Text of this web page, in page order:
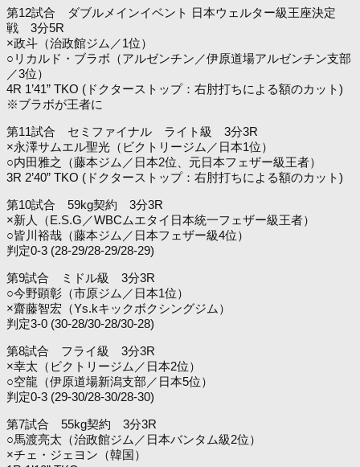
第12試合 ダブルメインイベント 日本ウェルター級王座決定
戦 3分5R
×政斗（治政館ジム／1位）
○リカルド・ブラボ（アルゼンチン／伊原道場アルゼンチン支部
／3位）
4R 1’41” TKO (ドクターストップ：右肘打ちによる額のカット)
※ブラボが王者に
第11試合 セミファイナル ライト級 3分3R
×永澤サムエル聖光（ビクトリージム／日本1位）
○内田雅之（藤本ジム／日本2位、元日本フェザー級王者）
3R 2’40” TKO (ドクターストップ：右肘打ちによる額のカット)
第10試合 59kg契約 3分3R
×新人（E.S.G／WBCムエタイ日本統一フェザー級王者）
○皆川裕哉（藤本ジム／日本フェザー級4位）
判定0-3 (28-29/28-29/28-29)
第9試合 ミドル級 3分3R
○今野顕彰（市原ジム／日本1位）
×齋藤智宏（Ys.kキックボクシングジム）
判定3-0 (30-28/30-28/30-28)
第8試合 フライ級 3分3R
×幸太（ビクトリージム／日本2位）
○空龍（伊原道場新潟支部／日本5位）
判定0-3 (29-30/28-30/28-30)
第7試合 55kg契約 3分3R
○馬渡亮太（治政館ジム／日本バンタム級2位）
×チェ・ジェヨン（韓国）